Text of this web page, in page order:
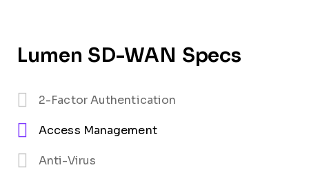
Lumen SD-WAN Specs
2-Factor Authentication
Access Management
Anti-Virus